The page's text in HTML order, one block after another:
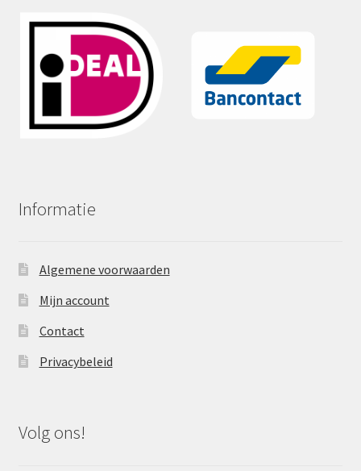
Informatie
Algemene voorwaarden
Mijn account
Contact
Privacybeleid
Volg ons!